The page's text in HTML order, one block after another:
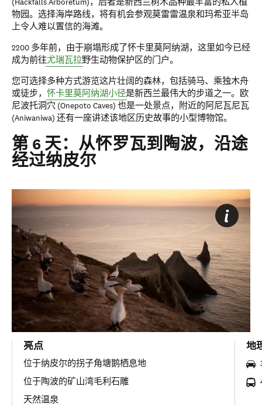
物园。选择海岸路线，将有机会参观莫雷雷温泉和玛希亚半岛
上令人难以置信的海滩。
2200 多年前，由于崩塌形成了怀卡里莫阿纳湖，这里如今已经
成为前往尤瑞瓦拉野生动物保护区的门户。
您可选择多种方式游览这片壮阔的森林，包括骑马、乘独木舟
或徒步， 怀卡里莫阿纳湖小径是新西兰最伟大的步道之一。欧
尼波托洞穴 (Onepoto Caves) 也是一处景点，附近的阿尼瓦尼瓦
(Aniwaniwa) 还有一座讲述该地区历史故事的小型博物馆。
第 6 天：从怀罗瓦到陶波，沿途
经过纳皮尔
亮点
位于纳皮尔的拐子角塘鹅栖息地
位于陶波的矿山湾毛利石雕
天然温泉
地